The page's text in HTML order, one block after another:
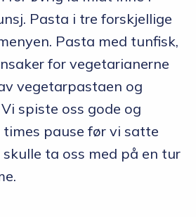
Pasta i tre forskjellige
Pasta med tunfisk,
for vegetarianerne
vegetarpastaen og
spiste oss gode og
pause før vi satte
ta oss med på en tur